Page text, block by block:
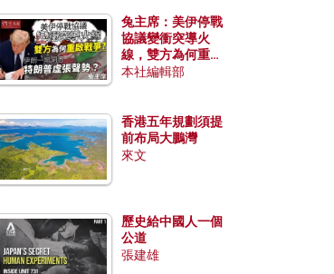
兔主席：美伊停戰
協議變衝突導火
線，雙方為何重啟
戰爭？伊朗一早洞
本社編輯部
香港五年規劃須提
前布局大鵬灣
來文
歷史給中國人一個
公道
張建雄